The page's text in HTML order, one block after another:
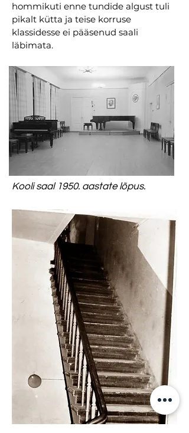
hommikuti enne tundide algust tuli
pikalt kütta ja teise korruse
klassidesse ei pääsenud saali
läbimata.
Kooli saal 1950. aastate lõpus.